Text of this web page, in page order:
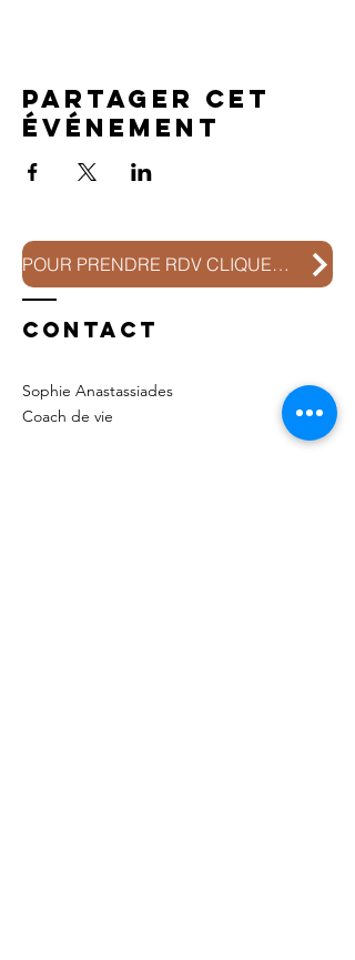
Partager cet
événement
POUR PRENDRE RDV CLIQUEZ ICI
Contact
Sophie Anastassiades
Coach de vie